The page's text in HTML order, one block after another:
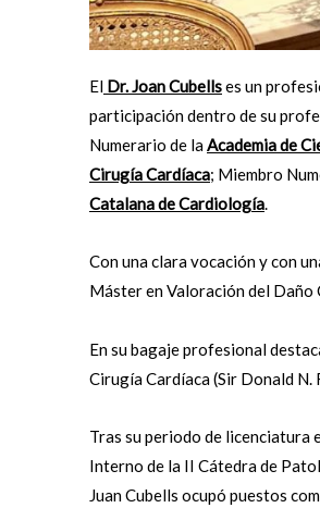
El Dr. Joan Cubellses un
participación dentro de su
Numerario de laAcademia de
Cirugía Cardíaca; Miembro
Catalana de Cardiología.
Con una clara vocación y con
Máster en Valoración del
En su bagaje profesional
Cirugía Cardíaca (Sir Donald N.
Tras su periodo de licenciatura
Interno de la II Cátedra de
Juan Cubells ocupó puestos